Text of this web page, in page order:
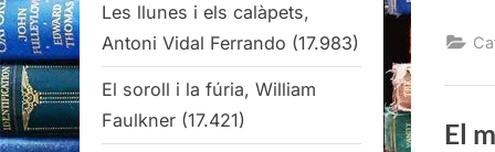
El
Les llunes i els calàpets,
Antoni Vidal Ferrando (17.983)
El soroll i la fúria, William
Faulkner (17.421)